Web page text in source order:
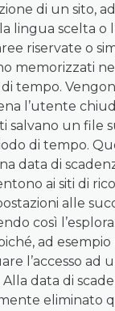
di un sito,
lingua scelta o
riservate o
memorizzati
tempo.
l’utente
salvano un file
di tempo.
data di
ai siti di
alle
così
ad
l’accesso ad
Alla data di
eliminato